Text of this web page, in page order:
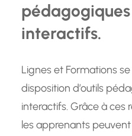
interactifs.
Lignes et Formations
disposition d’outils
interactifs. Grâce à ces
les apprenants